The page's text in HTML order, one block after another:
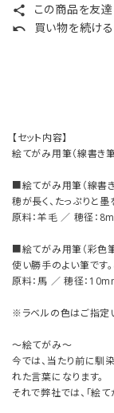
share この商品を友
undo 買い物を続ける
【セット内容】
絵てがみ用筆（線書き
■絵てがみ用筆（線書き
穂が長く、たっぷりと墨
原料：羊毛 ／ 穂径：
■絵てがみ用筆（彩色筆
使い勝手のよい筆です
原料：馬 ／ 穂径：
※ラベルの色はご指定
～絵てがみ～
今では、当たり前に馴
れた言葉になります。
それで弊社では、「絵